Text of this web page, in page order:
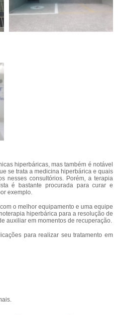
hiperbáricas, mas também é notável
se trata a medicina hiperbárica e quais
nesses consultórios. Porém, a terapia
é bastante procurada para curar e
exemplo.
o melhor equipamento e uma equipe
hiperbárica para a resolução de
auxiliar em momentos de recuperação.
para realizar seu tratamento em